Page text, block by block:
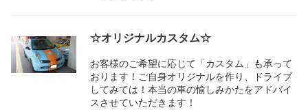
☆オリジナルカスタム☆
お客様のご希望に応じて「カスタム」も承って
おります！ご自身オリジナルを作り、ドライブ
してみては！本当の車の愉しみかたをアドバイ
スさせていただきます！